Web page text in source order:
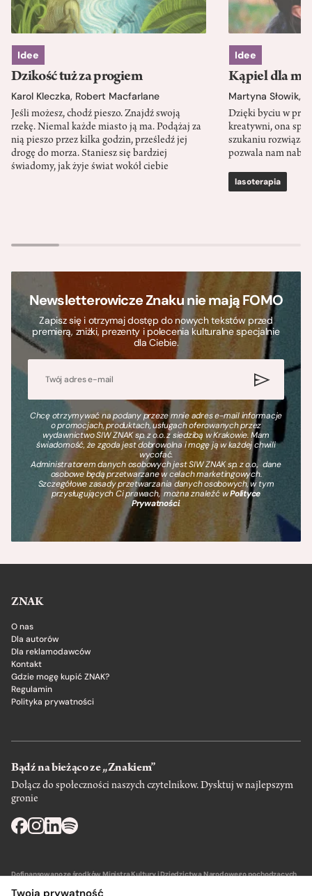
Idee
Dzikość tuż za progiem
Karol Kleczka, Robert Macfarlane
Jeśli możesz, chodź pieszo. Znajdź swoją
rzekę. Niemal każde miasto ją ma. Podążaj za
nią pieszo przez kilka godzin, prześledź jej
drogę do morza. Staniesz się bardziej
świadomy, jak żyje świat wokół ciebie
Idee
Kąpiel dla
Martyna Słowik,
Dzięki byciu w
kreatywni, ona
szukaniu
pozwala nam
lasoterapia
Newsletterowicze Znaku nie mają FOMO
Zapisz się i otrzymaj dostęp do nowych tekstów przed
premierą, zniżki, prezenty i polecenia kulturalne specjalnie
dla Ciebie.
Chcę otrzymywać na podany przeze mnie adres e-mail informacje
o promocjach, produktach, usługach oferowanych przez
wydawnictwo SIW ZNAK sp. z o.o. z siedzibą w Krakowie. Mam
świadomość, że zgoda jest dobrowolna i mogę ją w każdej chwili
wycofać.
Administratorem danych osobowych jest SIW ZNAK sp. z o.o., dane
osobowe będą przetwarzane w celach marketingowych.
Szczegółowe zasady przetwarzania danych osobowych, w tym
przysługujących Ci prawach, można znaleźć wPolityce
Prywatności.
ZNAK
O nas
Dla autorów
Dla reklamodawców
Kontakt
Gdzie mogę kupić ZNAK?
Regulamin
Polityka prywatności
Bądź na bieżąco ze „Znakiem”
Dołącz do społeczności naszych czytelnikow. Dysktuj w najlepszym
gronie
Dofinansowano ze środków Ministra Kultury i Dziedzictwa Narodowego pochodzących
Twoja prywatność